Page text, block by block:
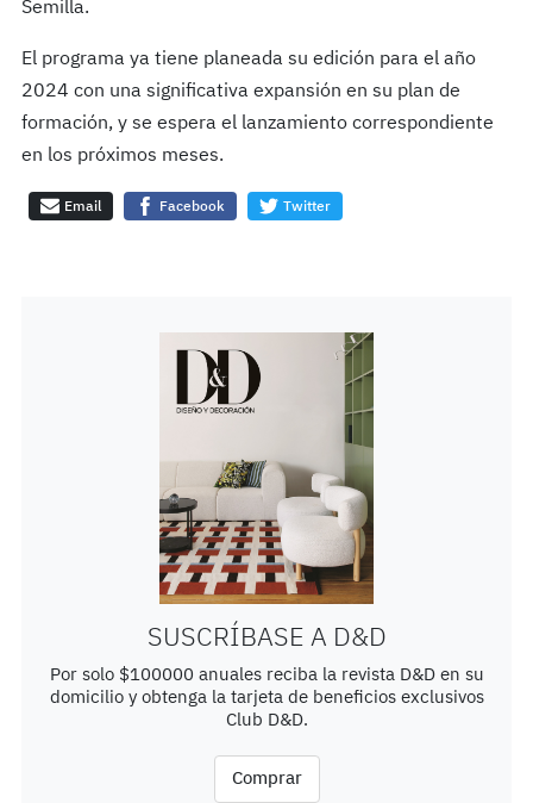
Semilla.
El programa ya tiene planeada su edición para el año
2024 con una significativa expansión en su plan de
formación, y se espera el lanzamiento correspondiente
en los próximos meses.
Email Facebook Twitter
SUSCRÍBASE A D&D
Por solo $100000 anuales reciba la revista D&D en su
domicilio y obtenga la tarjeta de beneficios exclusivos
Club D&D.
Comprar